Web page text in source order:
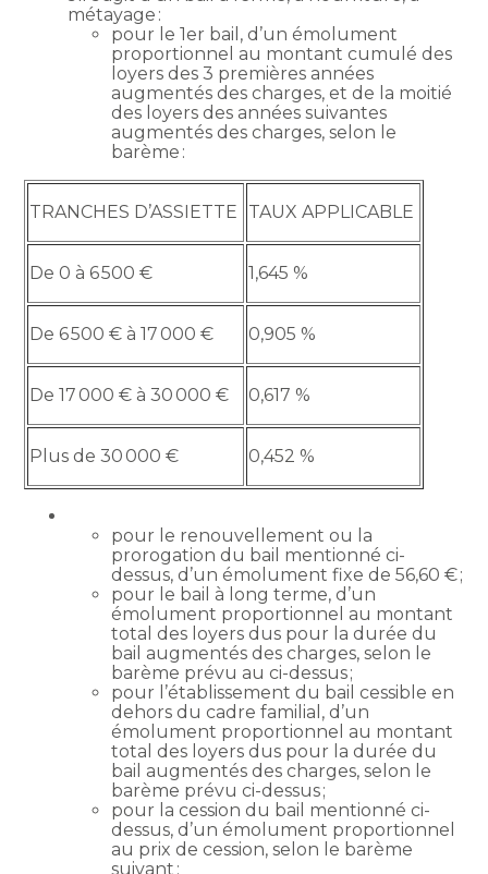
métayage :
pour le 1er bail, d’un émolument
proportionnel au montant cumulé des
loyers des 3 premières années
augmentés des charges, et de la moitié
des loyers des années suivantes
augmentés des charges, selon le
barème :
TRANCHES D’ASSIETTE TAUX APPLICABLE
De 0 à 6 500 € 1,645 %
De 6 500 € à 17 000 € 0,905 %
De 17 000 € à 30 000 € 0,617 %
Plus de 30 000 € 0,452 %
pour le renouvellement ou la
prorogation du bail mentionné ci-
dessus, d’un émolument fixe de 56,60 € ;
pour le bail à long terme, d’un
émolument proportionnel au montant
total des loyers dus pour la durée du
bail augmentés des charges, selon le
barème prévu au ci-dessus ;
pour l’établissement du bail cessible en
dehors du cadre familial, d’un
émolument proportionnel au montant
total des loyers dus pour la durée du
bail augmentés des charges, selon le
barème prévu ci-dessus ;
pour la cession du bail mentionné ci-
dessus, d’un émolument proportionnel
au prix de cession, selon le barème
suivant :